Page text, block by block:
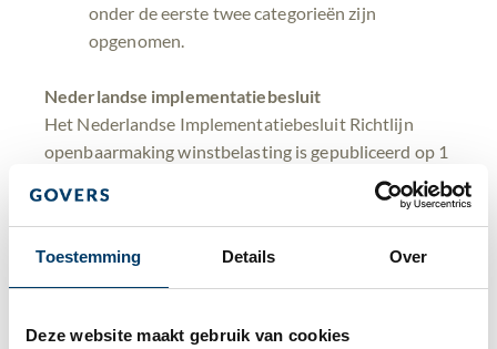
Toestemming Details Over
Deze website maakt gebruik van cookies
onder de eerste twee categorieën zijn
opgenomen.
Nederlandse implementatiebesluit
Het Nederlandse Implementatiebesluit Richtlijn
openbaarmaking winstbelasting is gepubliceerd op 1
maart 2024 en treedt in werking vanaf 22 juni 2024.
Dit Nederlandse besluit is grotendeels in lijn met de
tekst van de Europese Richtlijn. Er zijn belangrijke
onderdelen opgenomen in het Nederlandse Besluit:
de website van de groep plaats te vinden, maar